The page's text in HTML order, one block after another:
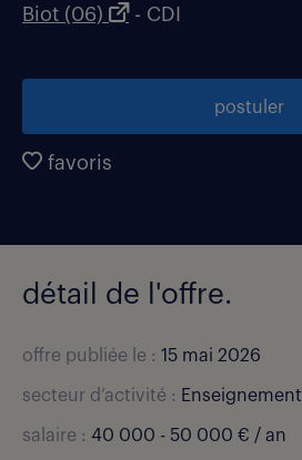
Biot (06) - CDI
postuler
favoris
détail de l'offre.
offre publiée le : 15 mai 2026
secteur d’activité : Enseignement
salaire : 40 000 - 50 000 € / an